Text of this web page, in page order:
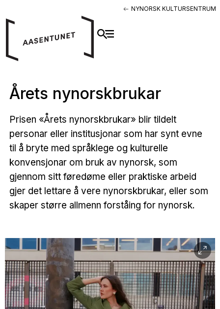
NYNORSK KULTURSENTRUM
Årets nynorskbrukar
Prisen «Årets nynorskbrukar» blir tildelt
personar eller institusjonar som har synt evne
til å bryte med språklege og kulturelle
konvensjonar om bruk av nynorsk, som
gjennom sitt føredøme eller praktiske arbeid
gjer det lettare å vere nynorskbrukar, eller som
skaper større allmenn forståing for nynorsk.